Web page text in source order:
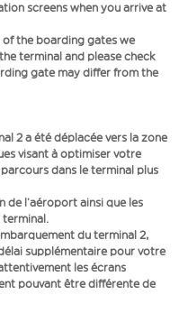
screens when you arrive at
the boarding gates we
terminal and please check
gate may differ from the
2 a été déplacée vers la zone
visant à optimiser votre
dans le terminal plus
de l’aéroport ainsi que les
terminal.
du terminal 2,
supplémentaire pour votre
les écrans
pouvant être différente de